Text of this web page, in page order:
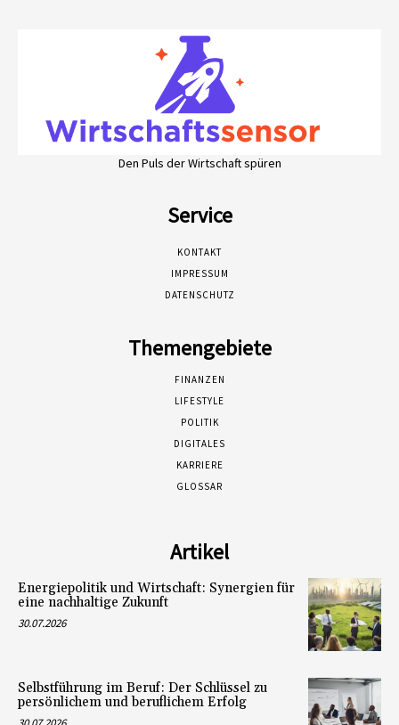
Den Puls der Wirtschaft spüren
Service
KONTAKT
IMPRESSUM
DATENSCHUTZ
Themengebiete
FINANZEN
LIFESTYLE
POLITIK
DIGITALES
KARRIERE
GLOSSAR
Artikel
Energiepolitik und Wirtschaft: Synergien für
eine nachhaltige Zukunft
30.07.2026
Selbstführung im Beruf: Der Schlüssel zu
persönlichem und beruflichem Erfolg